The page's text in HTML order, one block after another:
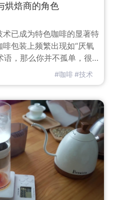
烘焙商的角色
已成为特色咖啡的显著特
包装上频繁出现如“厌氧
语，那么你并不孤单，很
者对这些咖啡的热爱，主
加工方式。在供应链的这
受欢迎的。然而，随着生产
而不断调
#咖啡#技术